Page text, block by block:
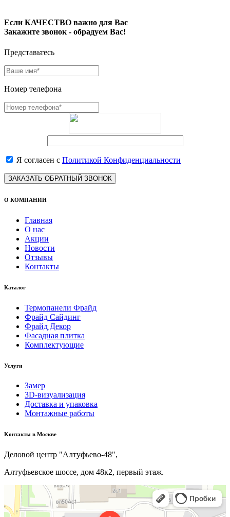
Если КАЧЕСТВО важно для Вас
Закажите звонок - обрадуем Вас!
Представьтесь
Номер телефона
Я согласен с Политикой Конфиденциальности
ЗАКАЗАТЬ ОБРАТНЫЙ ЗВОНОК
О КОМПАНИИ
Главная
О нас
Акции
Новости
Отзывы
Контакты
Каталог
Термопанели Фрайд
Фрайд Сайдинг
Фрайд Декор
Фасадная плитка
Комплектующие
Услуги
Замер
3D-визуализация
Доставка и упаковка
Монтажные работы
Kонтакты в Москве
Деловой центр "Алтуфьево-48",
Алтуфьевское шоссе, дом 48к2, первый этаж.